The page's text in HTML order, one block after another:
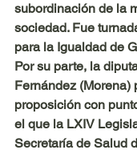
subordinación de la
sociedad. Fue
para la Igualdad de
Por su parte, la
Fernández (Morena)
proposición con
el que la LXIV
Secretaría de Salud